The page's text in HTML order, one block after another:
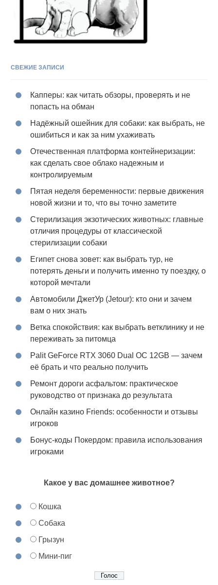
СВЕЖИЕ ЗАПИСИ
Капперы: как читать обзоры, проверять и не
попасть на обман
Надёжный ошейник для собаки: как выбрать, не
ошибиться и как за ним ухаживать
Отечественная платформа контейнеризации:
как сделать свое облако надежным и
контролируемым
Пятая неделя беременности: первые движения
новой жизни и то, что вы точно заметите
Стерилизация экзотических животных: главные
отличия процедуры от классической
стерилизации собаки
Египет снова зовет: как выбрать тур, не
потерять деньги и получить именно ту поездку, о
которой мечтали
Автомобили ДжетУр (Jetour): кто они и зачем
вам о них знать
Ветка спокойствия: как выбрать ветклинику и не
переживать за питомца
Palit GeForce RTX 3060 Dual OC 12GB — зачем
её брать и что реально получить
Ремонт дороги асфальтом: практическое
руководство от признака до результата
Онлайн казино Friends: особенности и отзывы
игроков
Бонус-коды Покердом: правила использования
игроками
Какое у вас домашнее животное?
Кошка
Собака
Грызун
Мини-пиг